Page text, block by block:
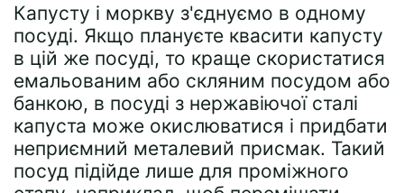
Капусту і моркву з'єднуємо в одному
посуді. Якщо плануєте квасити капусту
в цій же посуді, то краще скористатися
емальованим або скляним посудом або
банкою, в посуді з нержавіючої сталі
капуста може окислюватися і придбати
неприємний металевий присмак. Такий
посуд підійде лише для проміжного